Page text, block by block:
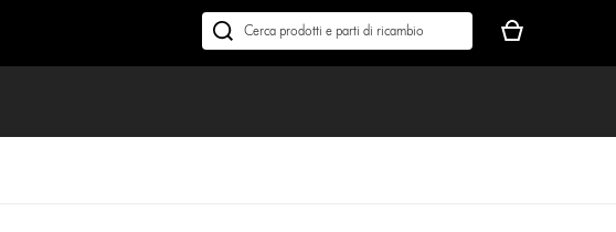
Cerca
Il